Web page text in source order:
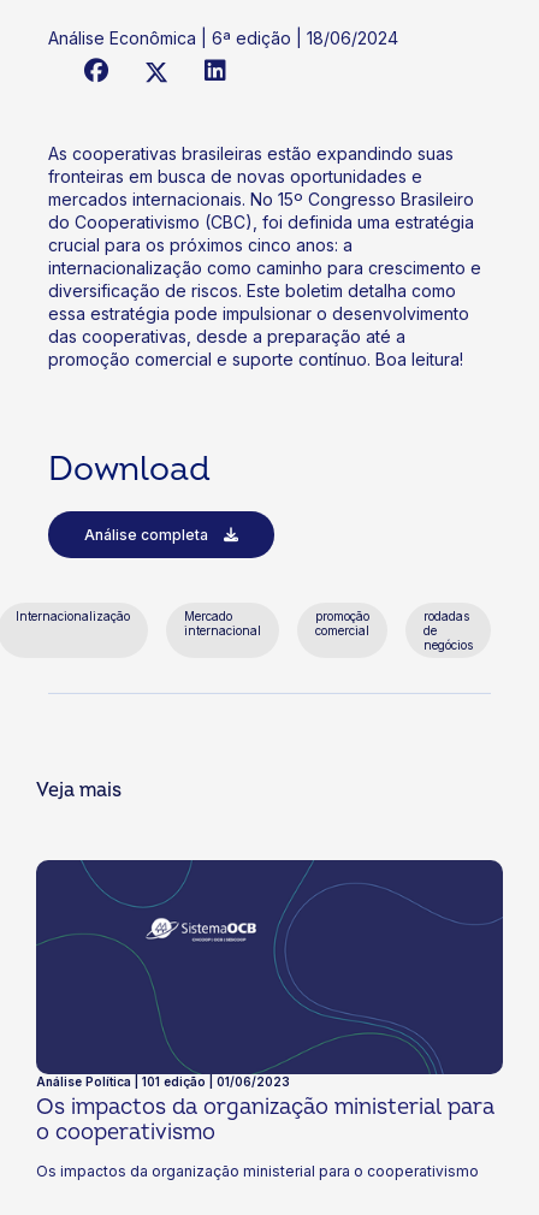
Análise Econômica | 6ª edição | 18/06/2024
As cooperativas brasileiras estão expandindo suas
fronteiras em busca de novas oportunidades e
mercados internacionais. No 15º Congresso Brasileiro
do Cooperativismo (CBC), foi definida uma estratégia
crucial para os próximos cinco anos: a
internacionalização como caminho para crescimento e
diversificação de riscos. Este boletim detalha como
essa estratégia pode impulsionar o desenvolvimento
das cooperativas, desde a preparação até a
promoção comercial e suporte contínuo. Boa leitura!
Download
Análise completa
Internacionalização
Mercado
internacional
promoção
comercial
rodadas
de
negócios
Veja mais
Análise Política | 101 edição | 01/06/2023
Os impactos da organização ministerial para
o cooperativismo
Os impactos da organização ministerial para o cooperativismo